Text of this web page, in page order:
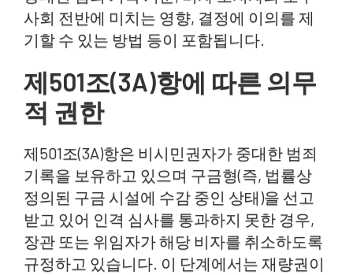
사회 전반에 미치는 영향, 결정에 이의를 제
기할 수 있는 방법 등이 포함됩니다.
제501조(3A)항에 따른 의무
적 권한
제501조(3A)항은 비시민권자가 중대한 범죄
기록을 보유하고 있으며 구금형(즉, 법률상
정의된 구금 시설에 수감 중인 상태)을 선고
받고 있어 인격 심사를 통과하지 못한 경우,
장관 또는 위임자가 해당 비자를 취소하도록
규정하고 있습니다. 이 단계에서는 재량권이